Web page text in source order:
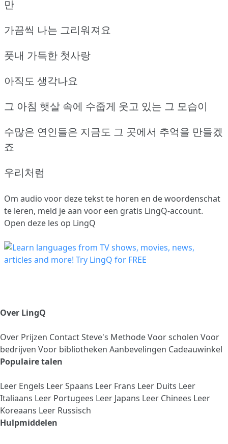
만
가끔씩 나는 그리워져요
풋내 가득한 첫사랑
아직도 생각나요
그 아침 햇살 속에 수줍게 웃고 있는 그 모습이
수많은 연인들은 지금도 그 곳에서 추억을 만들겠
죠
우리처럼
Om audio voor deze tekst te horen en de woordenschat
te leren, meld je aan voor een gratis LingQ-account.
Open deze les op LingQ
Over LingQ
Over Prijzen ContactSteve's MethodeVoor scholen Voor
bedrijven Voor bibliotheken Aanbevelingen Cadeauwinkel
Populaire talen
Leer Engels Leer Spaans Leer Frans Leer Duits Leer
Italiaans Leer Portugees Leer Japans Leer Chinees Leer
Koreaans Leer Russisch
Hulpmiddelen